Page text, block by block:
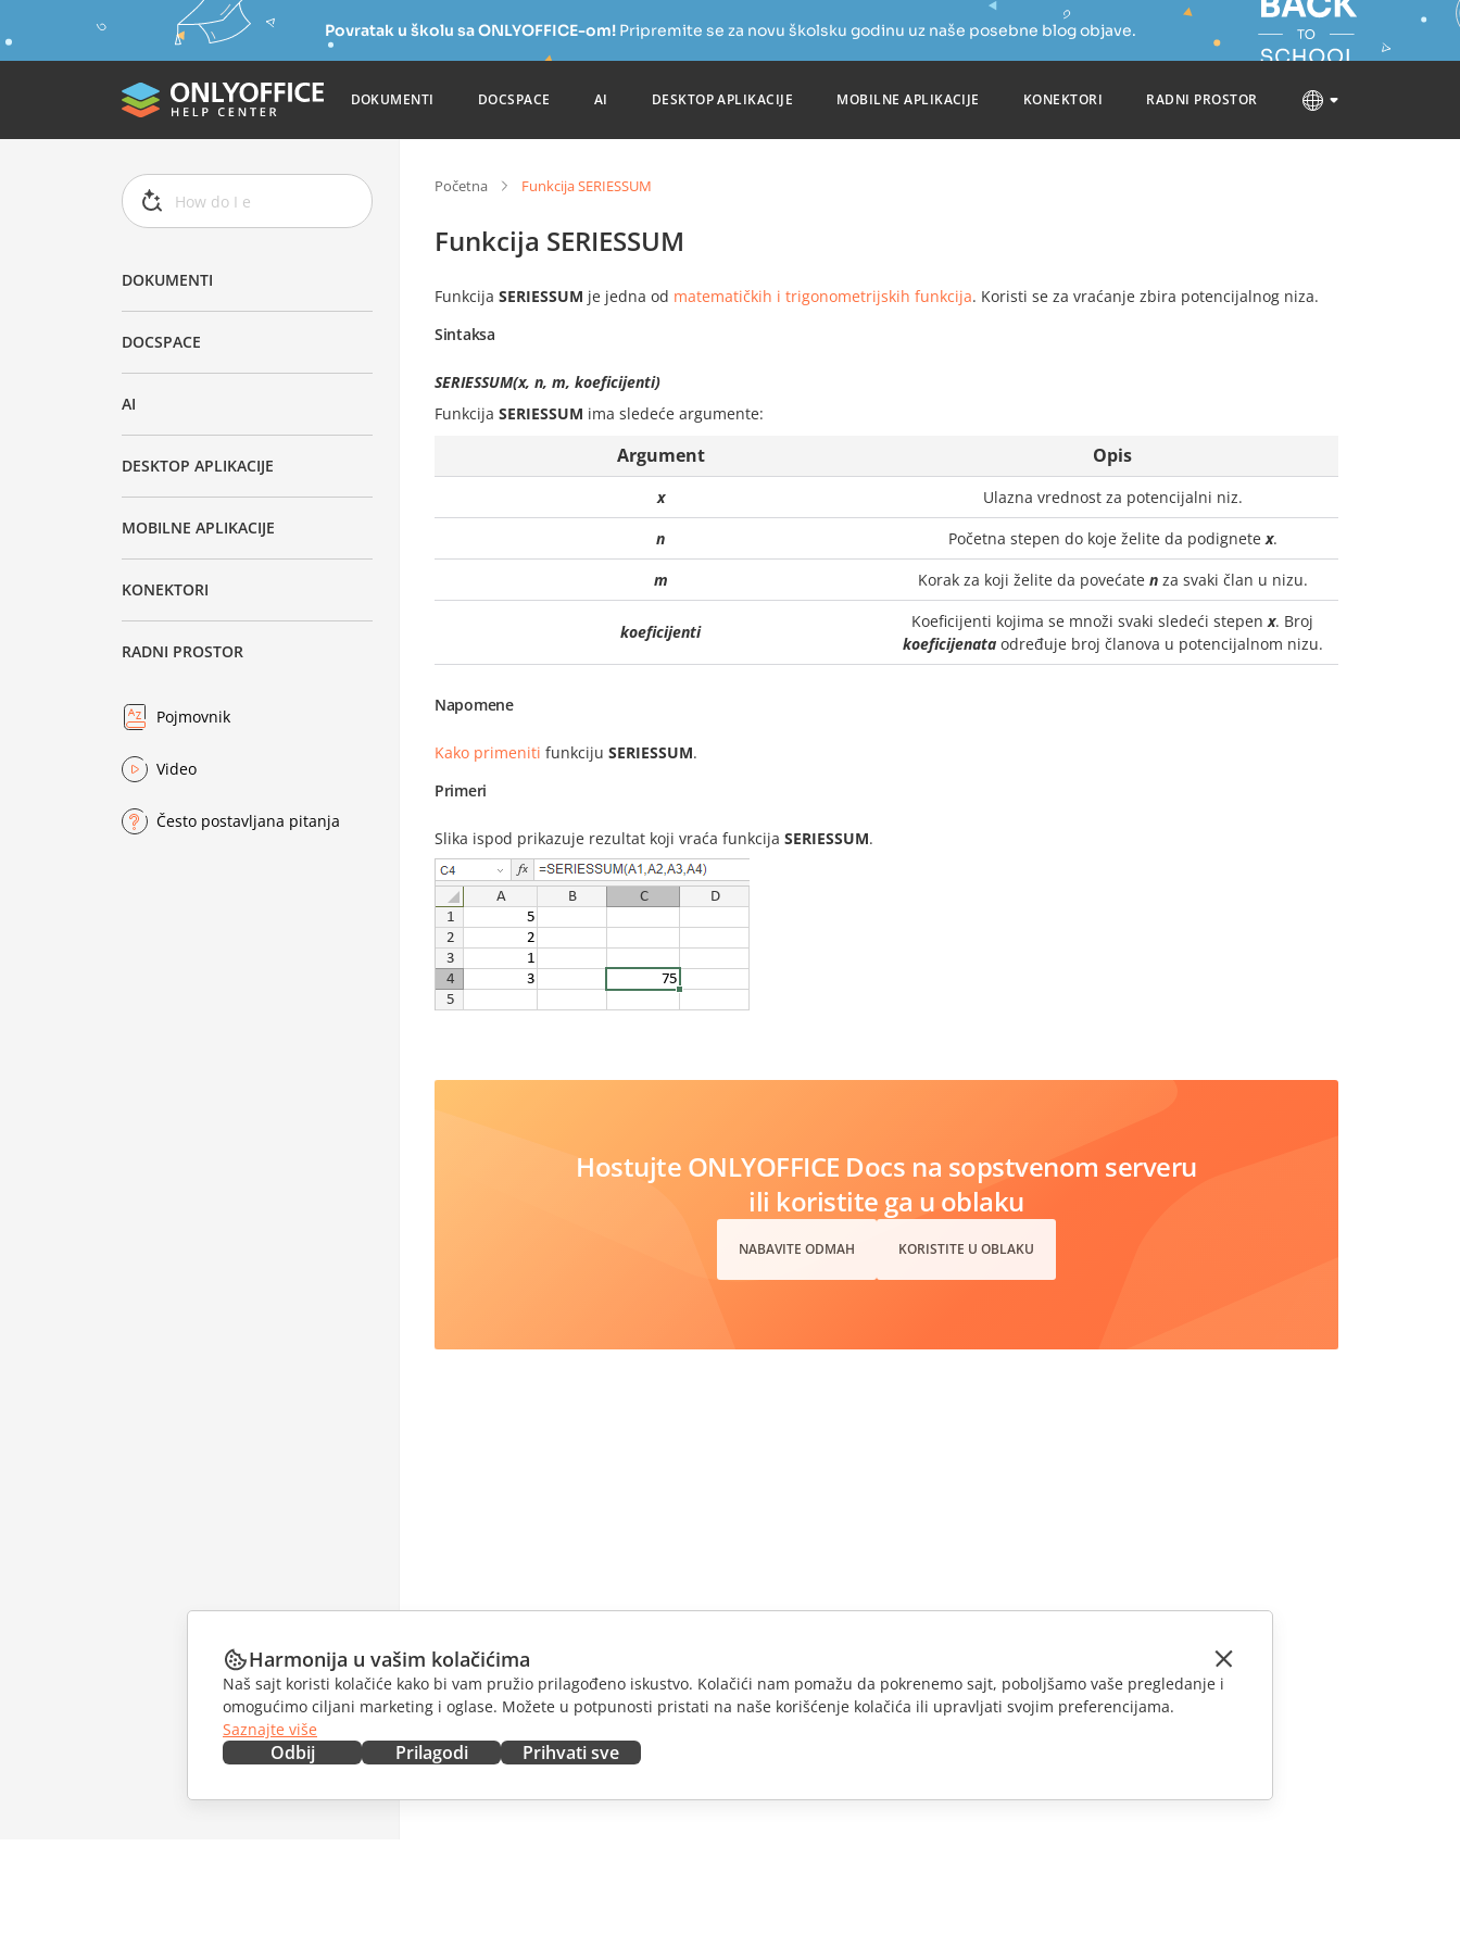
Povratak u školu sa ONLYOFFICE-om!Pripremite se za novu školsku godinu uz naše posebne blog objave.
DOKUMENTI DOCSPACE AI DESKTOP APLIKACIJE MOBILNE APLIKACIJE KONEKTORI RADNI PROSTOR
DOKUMENTI
DOCSPACE
AI
DESKTOP APLIKACIJE
MOBILNE APLIKACIJE
KONEKTORI
RADNI PROSTOR
Pojmovnik
Video
Često postavljana pitanja
Početna Funkcija SERIESSUM
Funkcija SERIESSUM
Funkcija SERIESSUM je jedna od matematičkih i trigonometrijskih funkcija. Koristi se za vraćanje zbira potencijalnog niza.
Sintaksa
SERIESSUM(x, n, m, koeficijenti)
Funkcija SERIESSUM ima sledeće argumente:
Argument Opis
x
Ulazna vrednost za potencijalni niz.
n
Početna stepen do koje želite da podignetex.
m
Korak za koji želite da povećate nza svaki član u nizu.
koeficijenti
Koeficijenti kojima se množi svaki sledeći stepenx. Broj
koeficijenataodređuje broj članova u potencijalnom nizu.
Napomene
Kako primeniti funkciju SERIESSUM.
Primeri
Slika ispod prikazuje rezultat koji vraća funkcija SERIESSUM.
Hostujte ONLYOFFICE Docs na sopstvenom serveru
ili koristite ga u oblaku
NABAVITE ODMAH KORISTITE U OBLAKU
Harmonija u vašim kolačićima
Naš sajt koristi kolačiće kako bi vam pružio prilagođeno iskustvo. Kolačići nam pomažu da pokrenemo sajt, poboljšamo vaše pregledanje i
omogućimo ciljani marketing i oglase. Možete u potpunosti pristati na naše korišćenje kolačića ili upravljati svojim preferencijama.
Saznajte više
Odbij Prilagodi Prihvati sve